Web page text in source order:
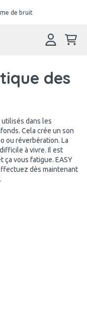
de bruit
des
dans les
Cela crée un son
ou réverbération. La
à vivre. Il est
ça vous fatigue. EASY
dès maintenant